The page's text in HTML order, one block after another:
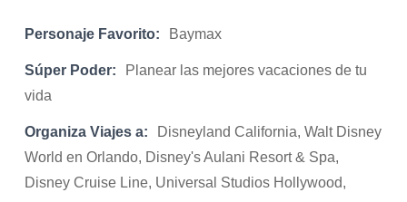
Personaje Favorito: Baymax
Súper Poder:
Planear las mejores vacaciones de tu
vida
Organiza Viajes a:
Disneyland California, Walt Disney
World en Orlando, Disney's Aulani Resort & Spa,
Disney Cruise Line, Universal Studios Hollywood,